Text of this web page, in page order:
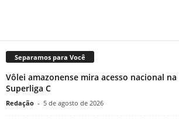
Separamos para Você
Vôlei amazonense mira acesso nacional
Superliga C
Redação - 5 de agosto de 2026